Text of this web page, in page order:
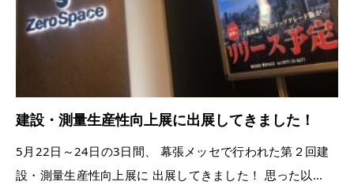
建設・測量生産性向上展に出展してきました！
5月22日～24日の3日間、 幕張メッセで行われた第２回建
設・測量生産性向上展に 出展してきました！ 思った以...